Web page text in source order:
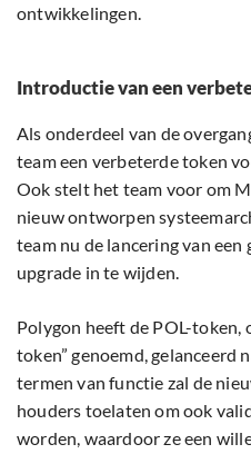
ontwikkelingen.
Introductie van een
Als onderdeel van de
team een verbeterde token
Ook stelt het team voor om
nieuw ontworpen
team nu de lancering van
upgrade in te wijden.
Polygon heeft de POL-token,
token” genoemd, gelanceerd
termen van functie zal de
houders toelaten om ook
worden, waardoor ze een